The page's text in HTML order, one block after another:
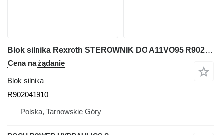
Blok silnika Rexroth STEROWNIK DO A11VO95 R902041910 do koparki
Cena na żądanie
Blok silnika
R902041910
Polska, Tarnowskie Góry